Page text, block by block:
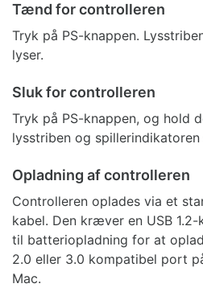
Tænd for controlleren
Tryk på PS-knappen.
lyser.
Sluk for controlleren
Tryk på PS-knappen, og hold
lysstriben og spillerindikatoren
Opladning af controlleren
Controlleren oplades via et
kabel. Den kræver en USB
til batteriopladning for at
2.0 eller 3.0 kompatibel port
Mac.